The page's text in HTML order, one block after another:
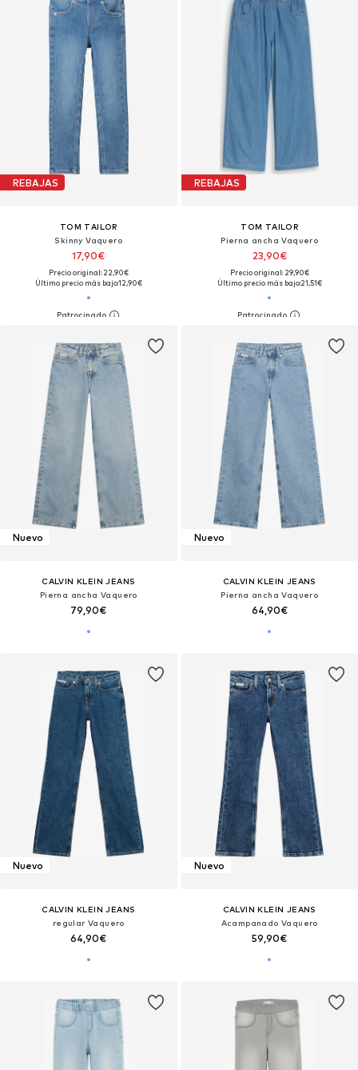
REBAJAS
TOM TAILOR
Skinny Vaquero
17,90€
Precio original: 22,90€
Último precio más bajo:12,90€
REBAJAS
TOM TAILOR
Pierna ancha Vaquero
23,90€
Precio original: 29,90€
Último precio más bajo:21,51€
Nuevo
CALVIN KLEIN JEANS
Pierna ancha Vaquero
79,90€
Nuevo
CALVIN KLEIN JEANS
Pierna ancha Vaquero
64,90€
Nuevo
CALVIN KLEIN JEANS
regular Vaquero
64,90€
Nuevo
CALVIN KLEIN JEANS
Acampanado Vaquero
59,90€